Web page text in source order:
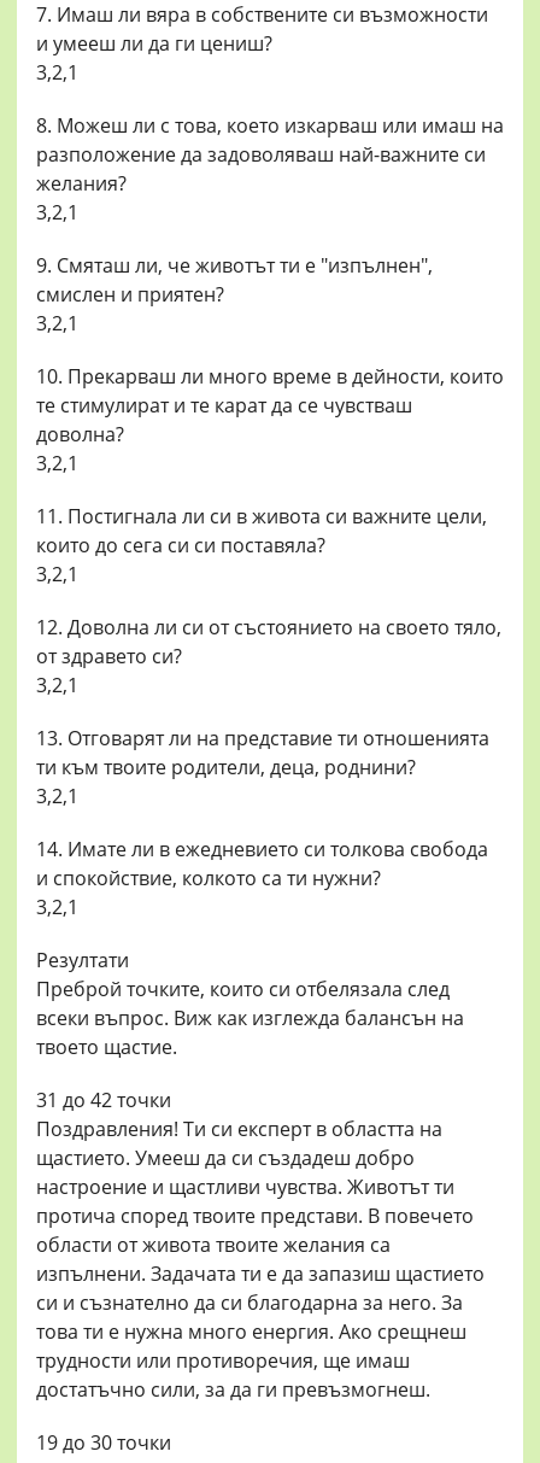
7. Имаш ли вяра в собствените си възможности
и умееш ли да ги цениш?
3,2,1
8. Можеш ли с това, което изкарваш или имаш на
разположение да задоволяваш най-важните си
желания?
3,2,1
9. Смяташ ли, че животът ти е "изпълнен",
смислен и приятен?
3,2,1
10. Прекарваш ли много време в дейности, които
те стимулират и те карат да се чувстваш
доволна?
3,2,1
11. Постигнала ли си в живота си важните цели,
които до сега си си поставяла?
3,2,1
12. Доволна ли си от състоянието на своето тяло,
от здравето си?
3,2,1
13. Отговарят ли на представие ти отношенията
ти към твоите родители, деца, роднини?
3,2,1
14. Имате ли в ежедневието си толкова свобода
и спокойствие, колкото са ти нужни?
3,2,1
Резултати
Преброй точките, които си отбелязала след
всеки въпрос. Виж как изглежда балансън на
твоето щастие.
31 до 42 точки
Поздравления! Ти си експерт в областта на
щастието. Умееш да си създадеш добро
настроение и щастливи чувства. Животът ти
протича според твоите представи. В повечето
области от живота твоите желания са
изпълнени. Задачата ти е да запазиш щастието
си и съзнателно да си благодарна за него. За
това ти е нужна много енергия. Ако срещнеш
трудности или противоречия, ще имаш
достатъчно сили, за да ги превъзмогнеш.
19 до 30 точки